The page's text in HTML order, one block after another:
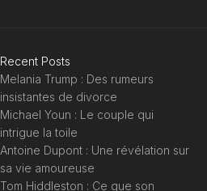
Recent Posts
Melania Trump : Des rumeurs
insistantes de divorce
Michael Youn : Le couple qui
intrigue la toile
Antoine Dupont : Une révélation sur
sa vie amoureuse
Tom Hiddleston : Ce que son